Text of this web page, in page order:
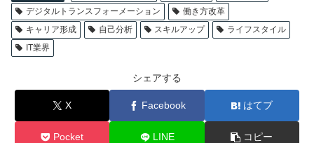
デジタルトランスフォーメーション
働き方改革
キャリア形成
自己分析 スキルアップ
ライフスタイル
IT業界
シェアする
X Facebook はてブ
Pocket LINE コピー